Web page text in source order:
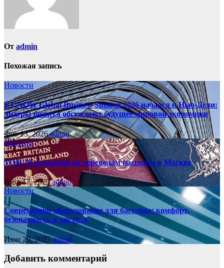
От admin
Похожая запись
Новости
ET NOW Global Business Summit 2026 начался в Нью‑Дели:
лидеры бизнеса обсуждают будущее мировой экономики
Фев 13, 2026admin
Новости
ТОП-10 компаний по переводам паспорта в Москве
Июл 17, 2025admin
Новости
Современное оборудование для бассейна: комфорт,
безопасность и чистота
Июн 29, 2025admin
Добавить комментарий